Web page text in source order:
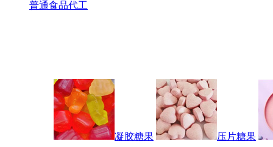
普通食品代工
凝胶糖果 压片糖果